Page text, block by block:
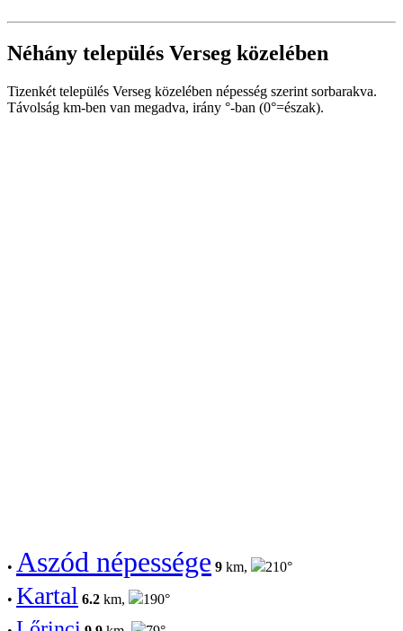
Néhány település Verseg közelében
Tizenkét település Verseg közelében népesség szerint sorbarakva.
Távolság km-ben van megadva, irány °-ban (0°=észak).
• Aszód népessége 9 km, 210°
• Kartal 6.2 km, 190°